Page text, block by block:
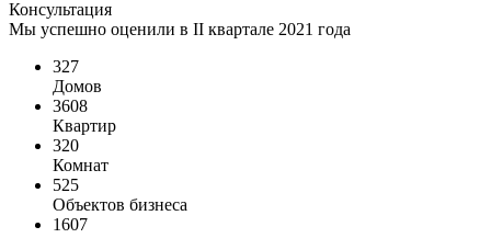
Консультация
Мы успешно оценили в II квартале 2021 года
327
Домов
3608
Квартир
320
Комнат
525
Объектов бизнеса
1607